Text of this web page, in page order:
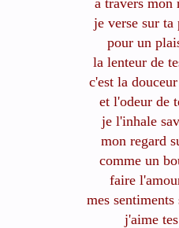
je verse sur ta
pour un
la lenteur de
c'est la
et l'odeur de
je l'inhale
mon regard
comme un
faire
mes
j'aime